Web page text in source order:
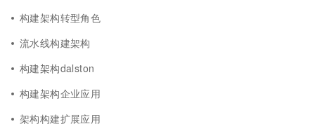
构建架构转型角色
流水线构建架构
构建架构dalston
构建架构企业应用
架构构建扩展应用